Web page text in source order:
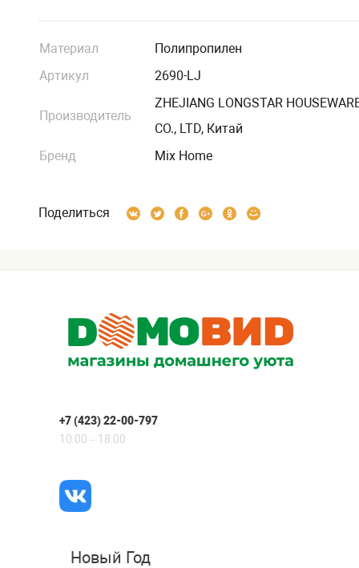
Материал
Полипропилен
Артикул
2690-LJ
Производитель
ZHEJIANG LONGSTAR
CO., LTD, Китай
Бренд
Mix Home
Поделиться
+7 (423) 22-00-797
10:00 – 18:00
Новый Год